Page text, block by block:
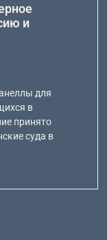
и
для
в
принято
суда в